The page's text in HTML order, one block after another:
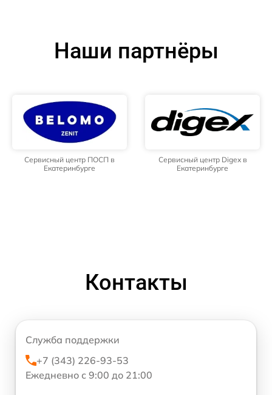
Наши партнёры
Сервисный центр ПОСП в
Екатеринбурге
Сервисный центр Digex в
Екатеринбурге
Контакты
Служба поддержки
+7 (343) 226-93-53
Ежедневно с 9:00 до 21:00